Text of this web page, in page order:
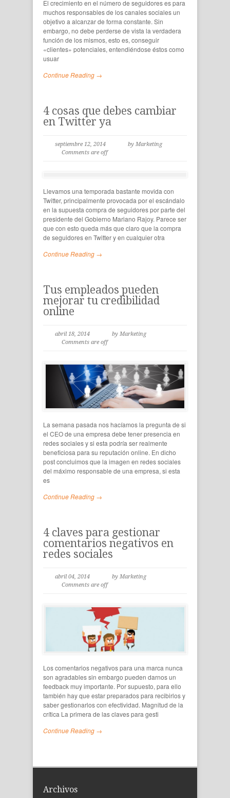
El crecimiento en el número de seguidores es para
muchos responsables de los canales sociales un
objetivo a alcanzar de forma constante. Sin
embargo, no debe perderse de vista la verdadera
función de los mismos, esto es, conseguir
«clientes» potenciales, entendiéndose éstos como
usuar
Continue Reading →
4 cosas que debes cambiar
en Twitter ya
septiembre 12, 2014
by Marketing
Comments are off
Llevamos una temporada bastante movida con
Twitter, principalmente provocada por el escándalo
en la supuesta compra de seguidores por parte del
presidente del Gobierno Mariano Rajoy. Parece ser
que con esto queda más que claro que la compra
de seguidores en Twitter y en cualquier otra
Continue Reading →
Tus empleados pueden
mejorar tu credibilidad
online
abril 18, 2014
by Marketing
Comments are off
La semana pasada nos hacíamos la pregunta de si
el CEO de una empresa debe tener presencia en
redes sociales y si esta podría ser realmente
beneficiosa para su reputación online. En dicho
post concluimos que la imagen en redes sociales
del máximo responsable de una empresa, si esta
es
Continue Reading →
4 claves para gestionar
comentarios negativos en
redes sociales
abril 04, 2014
by Marketing
Comments are off
Los comentarios negativos para una marca nunca
son agradables sin embargo pueden darnos un
feedback muy importante. Por supuesto, para ello
también hay que estar preparados para recibirlos y
saber gestionarlos con efectividad. Magnitud de la
crítica La primera de las claves para gesti
Continue Reading →
Archivos